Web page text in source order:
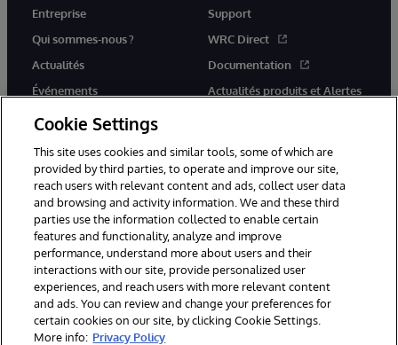
Entreprise
Qui sommes-nous ?
Actualités
Événements
Rejoignez-nous
Support
WRC Direct
Documentation
Actualités produits et Alertes
© 1996-2026 InterSystems Corporation, Cambridge, MA. Tous droits
réservés.
Mentions légales
Déclaration de confidentialité d'InterSystems Corporation
Garantie
Accessibilité
Cookie Settings
This site uses cookies and similar tools, some of which are
provided by third parties, to operate and improve our site,
reach users with relevant content and ads, collect user data
and browsing and activity information. We and these third
parties use the information collected to enable certain
features and functionality, analyze and improve
performance, understand more about users and their
interactions with our site, provide personalized user
experiences, and reach users with more relevant content
and ads. You can review and change your preferences for
certain cookies on our site, by clicking Cookie Settings.
More info: Privacy Policy